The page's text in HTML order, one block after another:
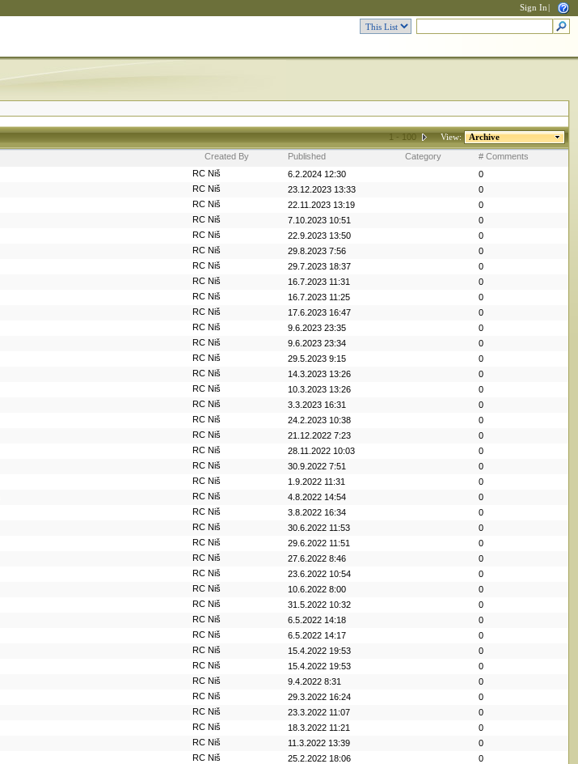
Sign In
1 - 100 View: Archive
Created By Published Category
# Comments
RC Niš 6.2.2024 12:30
0
RC Niš 23.12.2023 13:33
0
RC Niš 22.11.2023 13:19
0
RC Niš 7.10.2023 10:51
0
RC Niš 22.9.2023 13:50
0
RC Niš 29.8.2023 7:56
0
RC Niš 29.7.2023 18:37
0
RC Niš 16.7.2023 11:31
0
RC Niš 16.7.2023 11:25
0
RC Niš 17.6.2023 16:47
0
RC Niš 9.6.2023 23:35
0
RC Niš 9.6.2023 23:34
0
RC Niš 29.5.2023 9:15
0
RC Niš 14.3.2023 13:26
0
RC Niš 10.3.2023 13:26
0
RC Niš 3.3.2023 16:31
0
RC Niš 24.2.2023 10:38
0
RC Niš 21.12.2022 7:23
0
RC Niš 28.11.2022 10:03
0
RC Niš 30.9.2022 7:51
0
RC Niš 1.9.2022 11:31
0
RC Niš 4.8.2022 14:54
0
RC Niš 3.8.2022 16:34
0
RC Niš 30.6.2022 11:53
0
RC Niš 29.6.2022 11:51
0
RC Niš 27.6.2022 8:46
0
RC Niš 23.6.2022 10:54
0
RC Niš 10.6.2022 8:00
0
RC Niš 31.5.2022 10:32
0
RC Niš 6.5.2022 14:18
0
RC Niš 6.5.2022 14:17
0
RC Niš 15.4.2022 19:53
0
RC Niš 15.4.2022 19:53
0
RC Niš 9.4.2022 8:31
0
RC Niš 29.3.2022 16:24
0
RC Niš 23.3.2022 11:07
0
RC Niš 18.3.2022 11:21
0
RC Niš 11.3.2022 13:39
0
RC Niš 25.2.2022 18:06
0